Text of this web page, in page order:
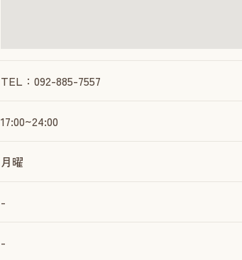
TEL：092-885-7557
17:00~24:00
月曜
-
-